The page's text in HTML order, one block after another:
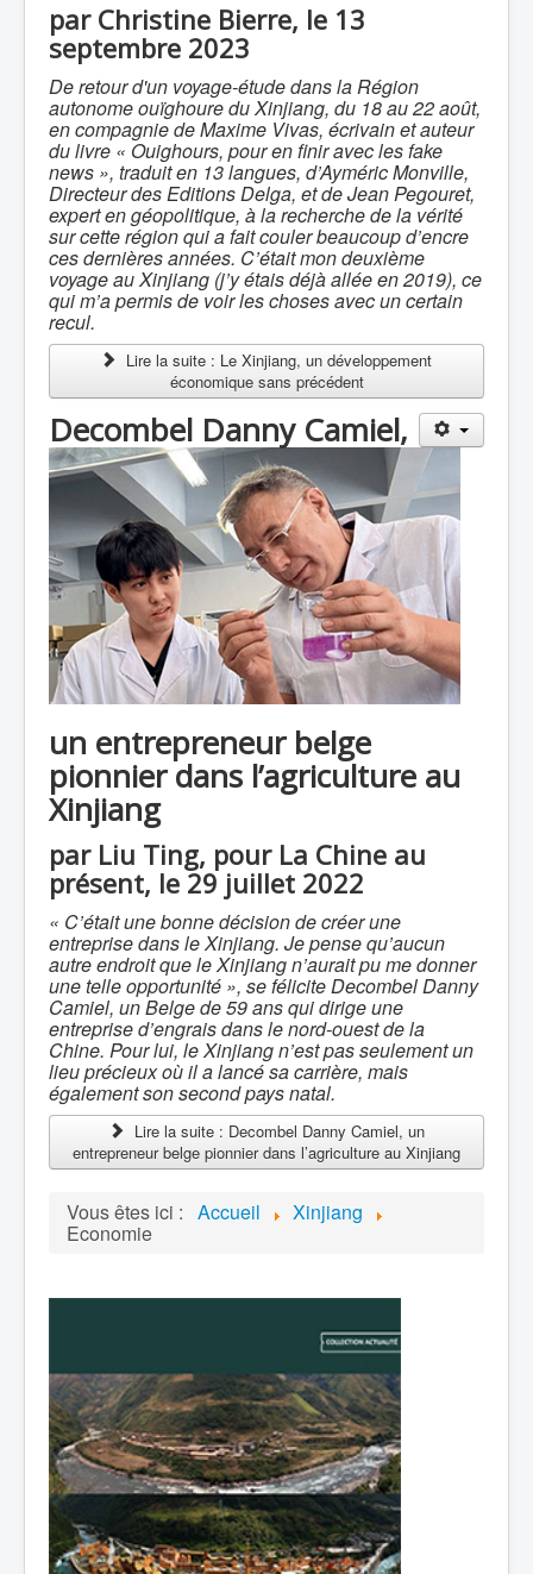
par Christine Bierre, le 13
septembre 2023
De retour d'un voyage-étude dans la Région
autonome ouïghoure du Xinjiang, du 18 au 22 août,
en compagnie de Maxime Vivas, écrivain et auteur
du livre « Ouighours, pour en finir avec les fake
news », traduit en 13 langues, d’Ayméric Monville,
Directeur des Editions Delga, et de Jean Pegouret,
expert en géopolitique, à la recherche de la vérité
sur cette région qui a fait couler beaucoup d’encre
ces dernières années. C’était mon deuxième
voyage au Xinjiang (j’y étais déjà allée en 2019), ce
qui m’a permis de voir les choses avec un certain
recul.
Lire la suite : Le Xinjiang, un développement
économique sans précédent
Decombel Danny Camiel,
un entrepreneur belge
pionnier dans l’agriculture au
Xinjiang
par Liu Ting, pour La Chine au
présent, le 29 juillet 2022
« C’était une bonne décision de créer une
entreprise dans le Xinjiang. Je pense qu’aucun
autre endroit que le Xinjiang n’aurait pu me donner
une telle opportunité », se félicite Decombel Danny
Camiel, un Belge de 59 ans qui dirige une
entreprise d’engrais dans le nord-ouest de la
Chine. Pour lui, le Xinjiang n’est pas seulement un
lieu précieux où il a lancé sa carrière, mais
également son second pays natal.
Lire la suite : Decombel Danny Camiel, un
entrepreneur belge pionnier dans l’agriculture au Xinjiang
Vous êtes ici : Accueil Xinjiang
Economie